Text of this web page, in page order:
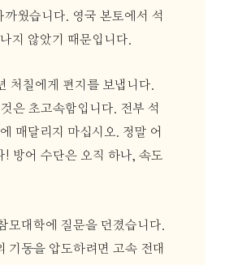
까웠습니다. 영국 본토에서 석
지 않았기 때문입니다.
처칠에게 편지를 보냅니다.
은 초고속함입니다. 전부 석
매달리지 마십시오. 정말 어
! 방어 수단은 오직 하나, 속도
모대학에 질문을 던졌습니다.
기동을 압도하려면 고속 전대